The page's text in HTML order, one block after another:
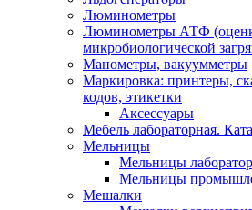
Люминометры
Люминометры АТФ
микробиологической
Манометры, вакуумметры
Маркировка: принтеры,
кодов, этикетки
Аксессуары
Мебель лабораторная.
Мельницы
Мельницы
Мельницы
Мешалки